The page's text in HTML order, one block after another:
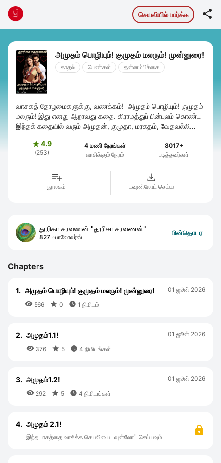
செயலியில் பார்க்க 
அமுதம் பொழியும்! குமுதம் மலரும்! முன்னுரை!
காதல் பெண்கள் தன்னம்பிக்கை
வாசகத் தோழமைகளுக்கு, வணக்கம்! அமுதம் பொழியும்! குமுதம்
மலரும்! இது எனது ஆறாவது கதை. கிராமத்துப் பின்புலம் கொண்ட
இந்தக் கதையில் வரும் அமுதன், குமுதா, மரகதம், வேதவல்லி
4.9
(253)
4 மணி நேரங்கள்
வாசிக்கும் நேரம்
8017+
படித்தவர்கள்
நூலகம் டவுண்லோட் செய்ய
தூரிகா சரவணன் "தூரிகா சரவணன்"
827 ஃபாலோவர்ஸ்
பின்தொடர
Chapters
1. அமுதம் பொழியும்! குமுதம் மலரும்! முன்னுரை!
 566  0  1 நிமிடம்
01 ஜூன் 2026
2. அமுதம்1.1!
 376  5  4 நிமிடங்கள்
01 ஜூன் 2026
3. அமுதம்1.2!
 292  5  4 நிமிடங்கள்
01 ஜூன் 2026
4. அமுதம் 2.1!
இந்த பாகத்தை வாசிக்க செயலியை டவுன்லோட் செய்யவும்